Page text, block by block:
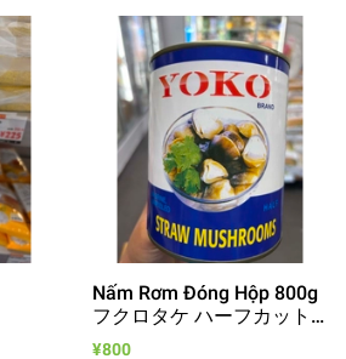
Nấm Rơm Đóng Hộp 800g
フクロタケ ハーフカット
缶詰め
¥800